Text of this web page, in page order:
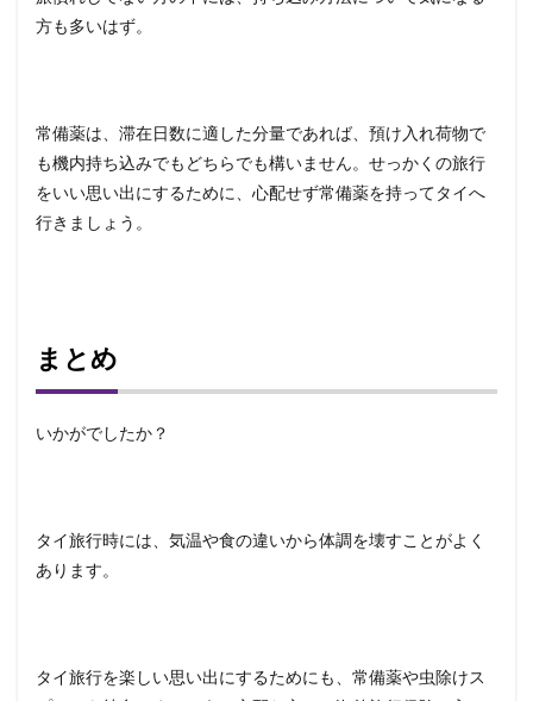
方も多いはず。
常備薬は、滞在日数に適した分量であれば、預け入れ荷物で
も機内持ち込みでもどちらでも構いません。せっかくの旅行
をいい思い出にするために、心配せず常備薬を持ってタイへ
行きましょう。
まとめ
いかがでしたか？
タイ旅行時には、気温や食の違いから体調を壊すことがよく
あります。
タイ旅行を楽しい思い出にするためにも、常備薬や虫除けス